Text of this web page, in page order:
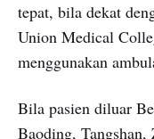
tepat, bila dekat
Union Medical
menggunakan
Bila pasien diluar
Baoding, Tangshan,